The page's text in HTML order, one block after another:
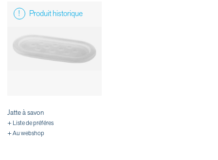
Produit historique
Jatte à savon
+ Liste de préféres
+ Au webshop